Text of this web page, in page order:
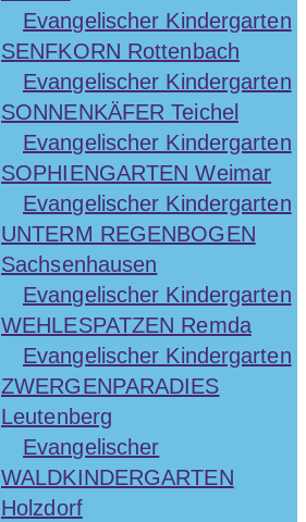
Evangelischer Kindergarten
SENFKORN Rottenbach
Evangelischer Kindergarten
SONNENKÄFER Teichel
Evangelischer Kindergarten
SOPHIENGARTEN Weimar
Evangelischer Kindergarten
UNTERM REGENBOGEN
Sachsenhausen
Evangelischer Kindergarten
WEHLESPATZEN Remda
Evangelischer Kindergarten
ZWERGENPARADIES
Leutenberg
Evangelischer
WALDKINDERGARTEN
Holzdorf